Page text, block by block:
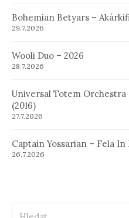
Bohemian Betyars –
29.7.2026
Wooli Duo – 2026
28.7.2026
Universal Totem
(2016)
27.7.2026
Captain Yossarian – Fela In
26.7.2026